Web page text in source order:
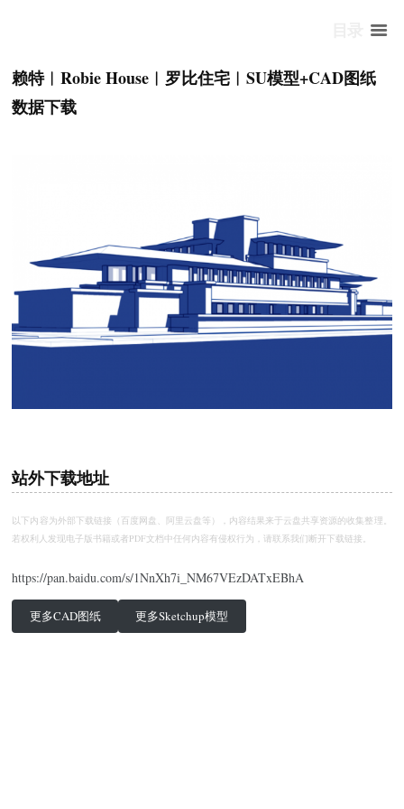
赖特︱Robie House︱罗比住宅︱SU模型+CAD图纸
数据下载
站外下载地址
以下内容为外部下载链接（百度网盘、阿里云盘等），内容结果来于云盘共享资源的收集整理。
若权利人发现电子版书籍或者PDF文档中任何内容有侵权行为，请联系我们断开下载链接。
https://pan.baidu.com/s/1NnXh7i_NM67VEzDATxEBhA
更多CAD图纸 更多Sketchup模型